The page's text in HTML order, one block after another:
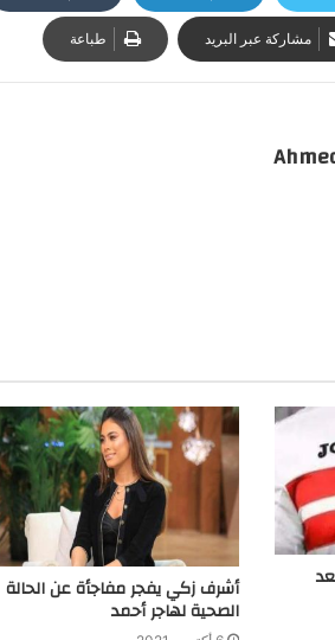
مشاركة عبر البريد طباعة
أشرف زكي يفجر مفاجأة عن الحالة
الصحية لهاجر أحمد